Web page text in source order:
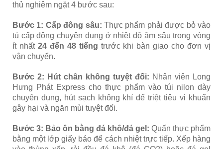
thủ nghiêm ngặt 4 bước sau:
Bước 1: Cấp đông sâu: Thực phẩm phải được bỏ vào
tủ cấp đông chuyên dụng ở nhiệt độ âm sâu trong vòng
ít nhất 24 đến 48 tiếng trước khi bàn giao cho đơn vị
vận chuyển.
Bước 2: Hút chân không tuyệt đối: Nhân viên Long
Hưng Phát Express cho thực phẩm vào túi nilon dày
chuyên dụng, hút sạch không khí để triệt tiêu vi khuẩn
gây hại và ngăn mùi tuyệt đối.
Bước 3: Bảo ôn bằng đá khô/đá gel: Quấn thực phẩm
bằng một lớp giấy báo để cách nhiệt trực tiếp. Xếp hàng